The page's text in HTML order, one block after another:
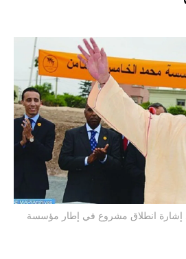
انطلاق مشروع في إطار مؤسسة